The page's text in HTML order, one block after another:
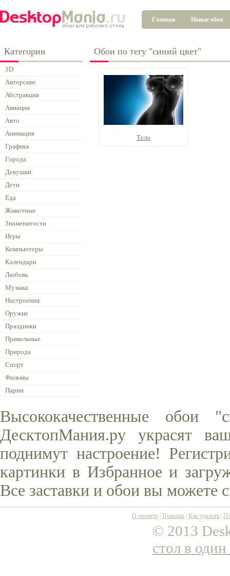
Главная Новые обои
Категории
3D
Авторские
Абстракция
Авиация
Авто
Анимация
Графика
Города
Девушки
Дети
Еда
Животные
Знаменитости
Игры
Компьютеры
Календари
Любовь
Музыка
Настроения
Оружие
Праздники
Прикольные
Природа
Спорт
Фильмы
Парни
Обои по тегу "синий цвет"
Тело
Высококачественные
ДесктопМания.ру украсят
поднимут настроение!
картинки в Избранное и
Все заставки и обои вы можете
О проекте Помощь Как удалить
© 2013
стол в